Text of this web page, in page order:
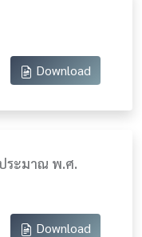
Download
ระมาณ พ.ศ.
Download